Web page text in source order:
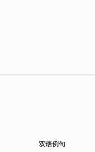
双语例句